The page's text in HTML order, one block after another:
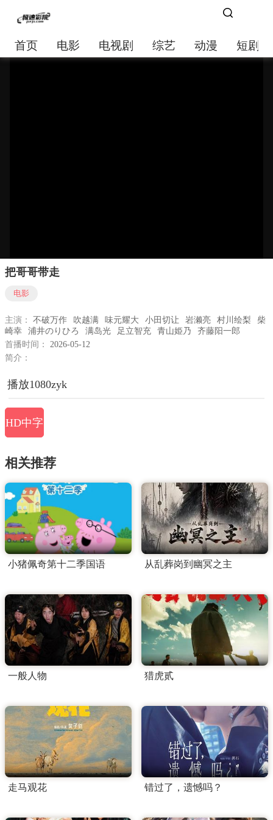
首页 电影 电视剧 综艺 动漫 短剧
把哥哥带走
电影
主演： 不破万作 吹越满 味元耀大 小田切让 岩濑亮 村川绘梨
柴
崎幸
浦井のりひろ 满岛光 足立智充 青山姫乃
齐藤阳一郎
首播时间：
2026-05-12
简介：
播放1080zyk
HD中字
相关推荐
小猪佩奇第十二季国语 从乱葬岗到幽冥之主
一般人物 猎虎贰
走马观花 错过了，遗憾吗？